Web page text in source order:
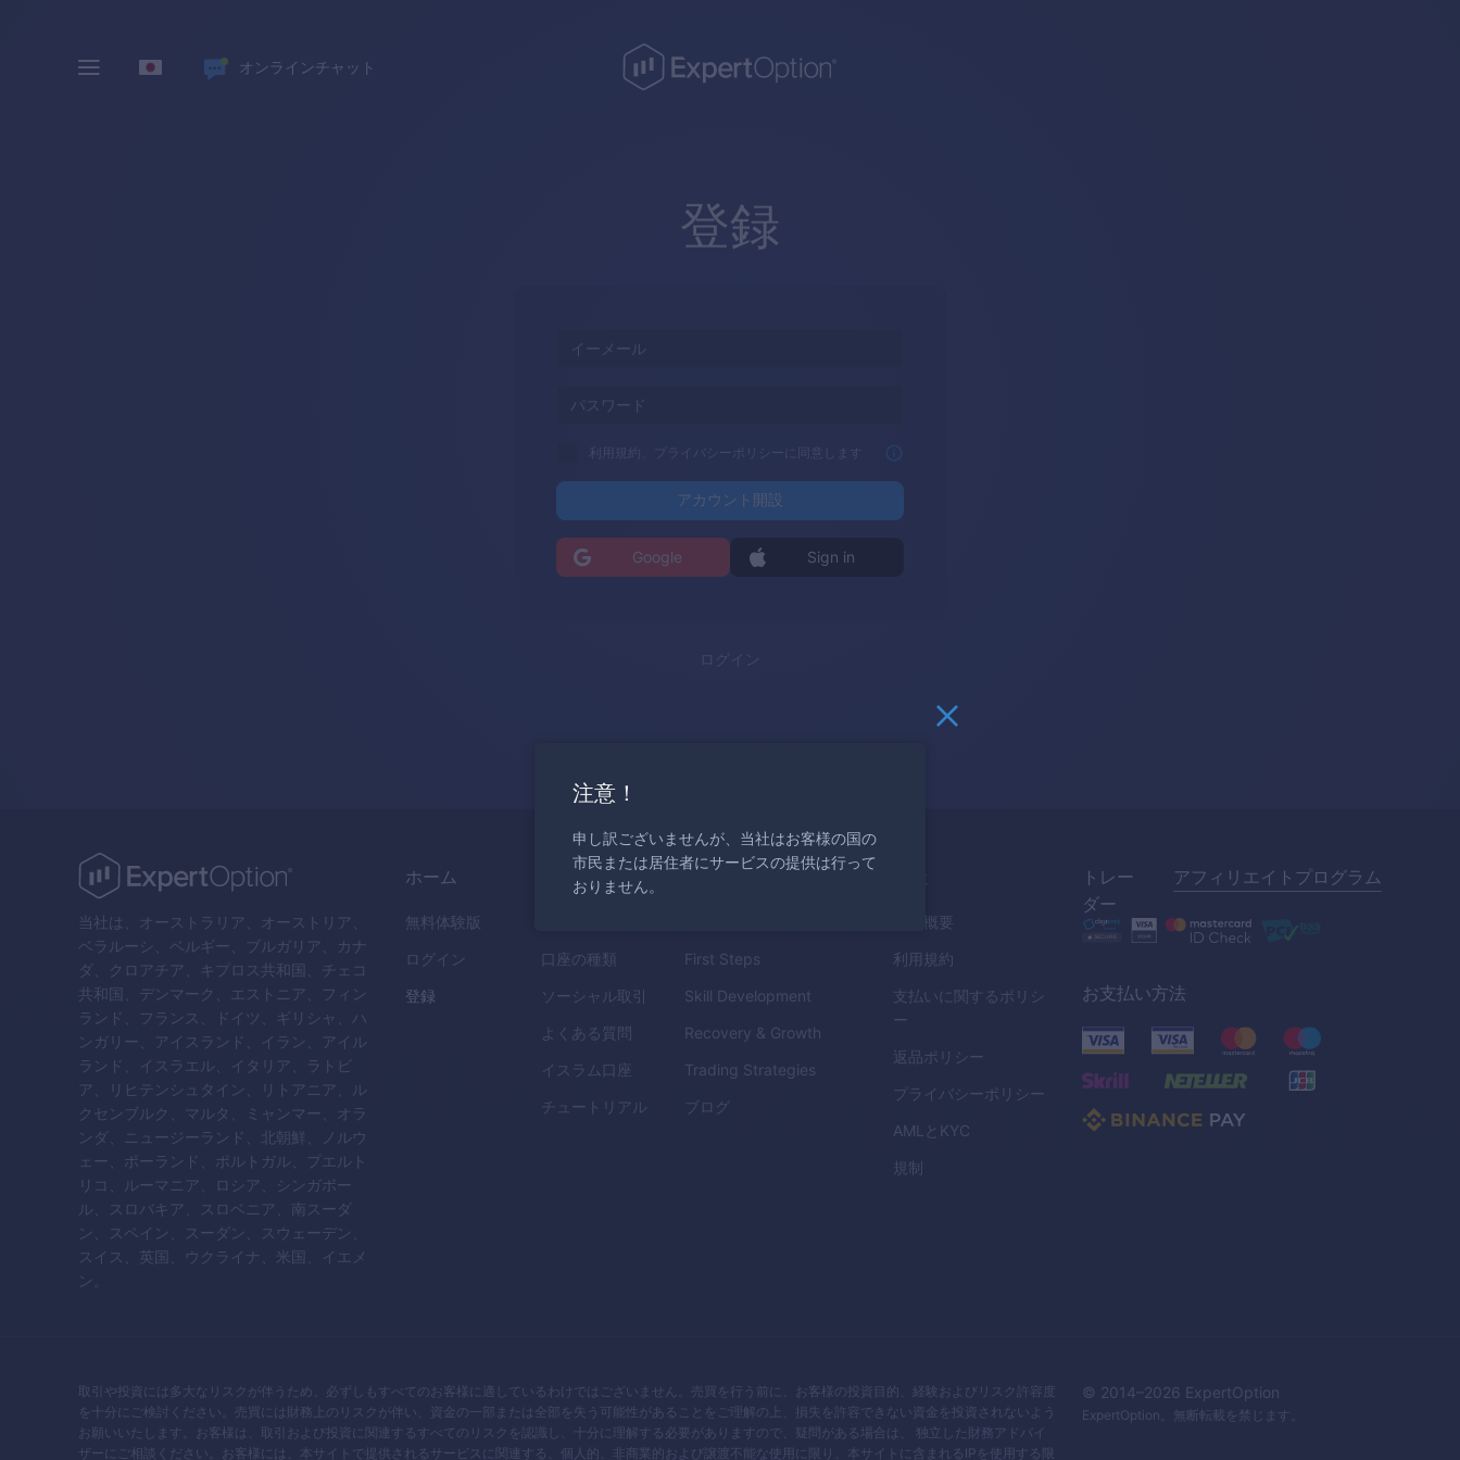
オンラインチャット
登録
利用規約、プライバシーポリシーに同意します
アカウント開設
Google Sign in
ログイン
当社は、オーストラリア、オーストリア、
ベラルーシ、ベルギー、ブルガリア、カナ
ダ、クロアチア、キプロス共和国、チェコ
共和国、デンマーク、エストニア、フィン
ランド、フランス、ドイツ、ギリシャ、ハ
ンガリー、アイスランド、イラン、アイル
ランド、イスラエル、イタリア、ラトビ
ア、リヒテンシュタイン、リトアニア、ル
クセンブルク、マルタ、ミャンマー、オラ
ンダ、ニュージーランド、北朝鮮、ノルウ
ェー、ポーランド、ポルトガル、プエルト
リコ、ルーマニア、ロシア、シンガポー
ル、スロバキア、スロベニア、南スーダ
ン、スペイン、スーダン、スウェーデン、
スイス、英国、ウクライナ、米国、イエメ
ン。
ホーム
無料体験版
ログイン
登録
口座の種類
ソーシャル取引
よくある質問
イスラム口座
チュートリアル
教育
First Steps
Skill Development
Recovery & Growth
Trading Strategies
ブログ
会社概要
利用規約
支払いに関するポリシ
ー
返品ポリシー
プライバシーポリシー
AML と KYC
規制
トレー
ダー
アフィリエイトプログラム
お支払い方法
取引や投資には多大なリスクが伴うため、必ずしもすべてのお客様に適しているわけではございません。売買を行う前に、お客様の投資目的、経験およびリスク許容度
を十分にご検討ください。売買には財務上のリスクが伴い、資金の一部または全部を失う可能性があることをご理解の上、損失を許容できない資金を投資されないよう
お願いいたします。お客様は、取引および投資に関連するすべてのリスクを認識し、十分に理解する必要がありますので、疑問がある場合は、 独立した財務アドバイ
ザーにご相談ください。お客様には、本サイトで提供されるサービスに関連する、個人的、非商業的および譲渡不能な使用に限り、本サイトに含まれるIPを使用する限
© 2014– 2026 ExpertOption
ExpertOption 。無断転載を禁じます。
注意！
申し訳ございませんが、当社はお客様の国の
市民または居住者にサービスの提供は行って
おりません。